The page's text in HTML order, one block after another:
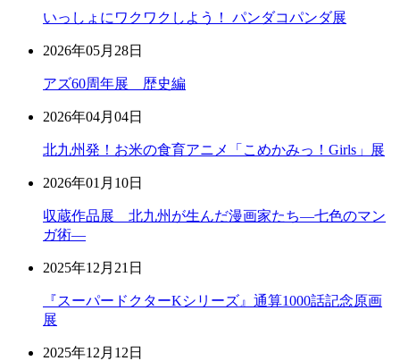
いっしょにワクワクしよう！ パンダコパンダ展
2026年05月28日
アズ60周年展 歴史編
2026年04月04日
北九州発！お米の食育アニメ「こめかみっ！Girls」展
2026年01月10日
収蔵作品展 北九州が生んだ漫画家たち―七色のマン
ガ術―
2025年12月21日
『スーパードクターKシリーズ』通算1000話記念原画
展
2025年12月12日